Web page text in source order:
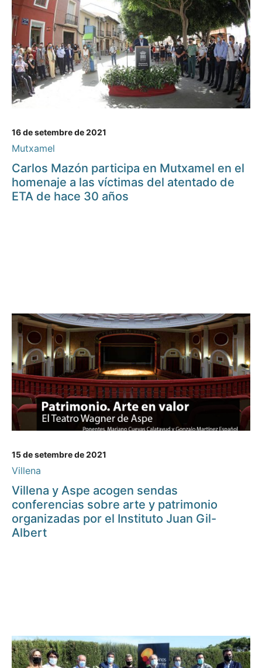
16 de setembre de 2021
Mutxamel
Carlos Mazón participa en Mutxamel en el
homenaje a las víctimas del atentado de
ETA de hace 30 años
15 de setembre de 2021
Villena
Villena y Aspe acogen sendas
conferencias sobre arte y patrimonio
organizadas por el Instituto Juan Gil-
Albert